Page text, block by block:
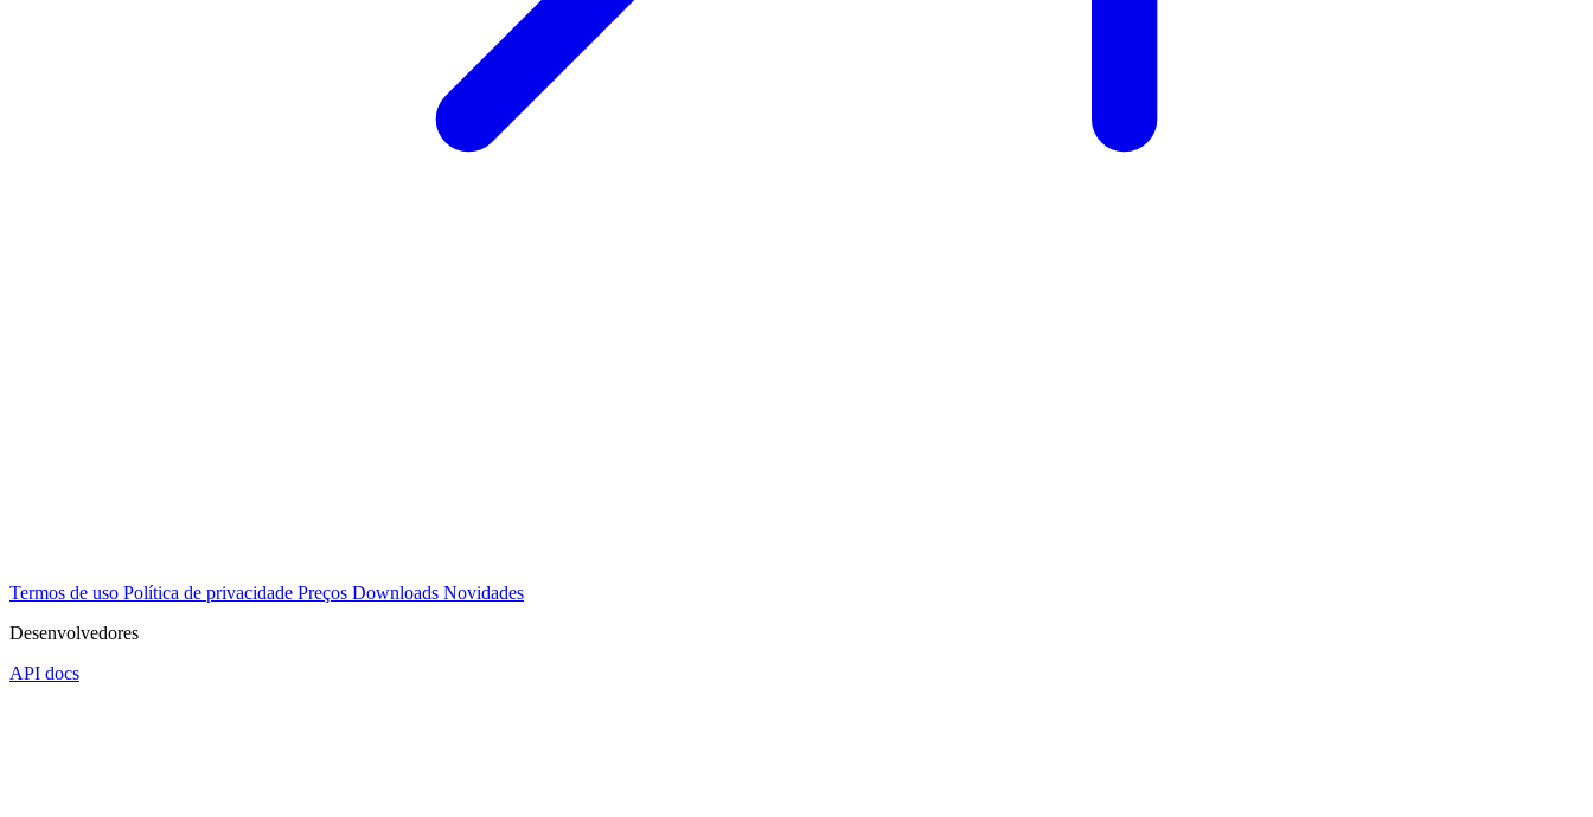
Termos de uso Política de privacidade Preços Downloads Novidades
Desenvolvedores
API docs